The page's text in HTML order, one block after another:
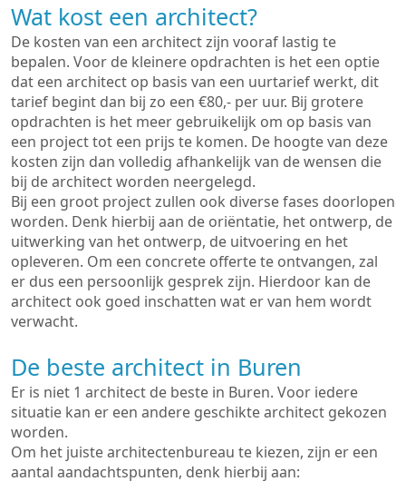
Wat kost een architect?
De kosten van een architect zijn vooraf lastig te
bepalen. Voor de kleinere opdrachten is het een optie
dat een architect op basis van een uurtarief werkt, dit
tarief begint dan bij zo een €80,- per uur. Bij grotere
opdrachten is het meer gebruikelijk om op basis van
een project tot een prijs te komen. De hoogte van deze
kosten zijn dan volledig afhankelijk van de wensen die
bij de architect worden neergelegd.
Bij een groot project zullen ook diverse fases doorlopen
worden. Denk hierbij aan de oriëntatie, het ontwerp, de
uitwerking van het ontwerp, de uitvoering en het
opleveren. Om een concrete offerte te ontvangen, zal
er dus een persoonlijk gesprek zijn. Hierdoor kan de
architect ook goed inschatten wat er van hem wordt
verwacht.
De beste architect in Buren
Er is niet 1 architect de beste in Buren. Voor iedere
situatie kan er een andere geschikte architect gekozen
worden.
Om het juiste architectenbureau te kiezen, zijn er een
aantal aandachtspunten, denk hierbij aan: